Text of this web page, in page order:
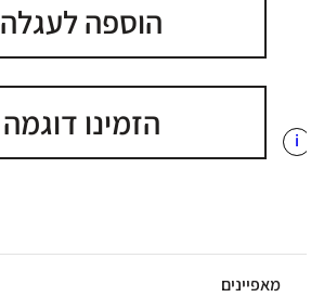
הוספה לעגלה
הזמינו דוגמה i
מאפיינים